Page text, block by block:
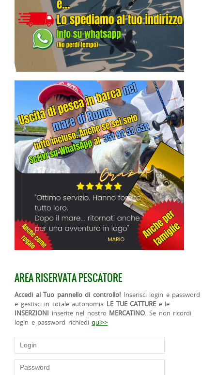
AREA RISERVATA PESCATORE
Accedi al Tuo pannello di controllo! Inserisci login e password
e gestisci in totale autonomia LE TUE CATTURE e le
INSERZIONI inserite nel nostro MERCATINO. Se non ricordi
login e password richiediqui>>